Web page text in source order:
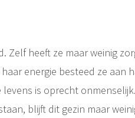
Zelf heeft ze maar weinig
energie besteed ze aan
levens is oprecht
blijft dit gezin maar